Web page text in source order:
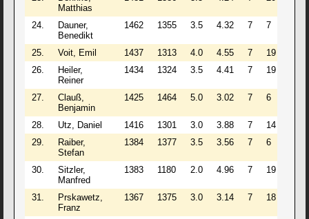
Matthias
24.
Dauner,
Benedikt
1462 1355 3.5 4.32 7 7
25. Voit, Emil 1437 1313 4.0 4.55 7 19
26.
Heiler,
Reiner
1434 1324 3.5 4.41 7 19
27.
Clauß,
Benjamin
1425 1464 5.0 3.02 7 6
28. Utz, Daniel 1416 1301 3.0 3.88 7 14
29.
Raiber,
Stefan
1384 1377 3.5 3.56 7 6
30.
Sitzler,
Manfred
1383 1180 2.0 4.96 7 19
31.
Prskawetz,
Franz
1367 1375 3.0 3.14 7 18